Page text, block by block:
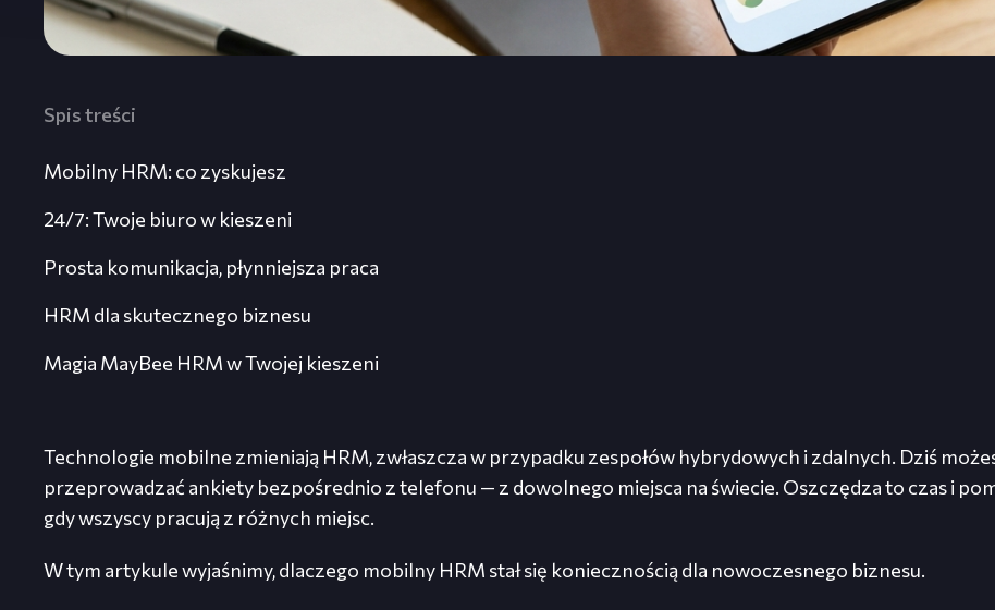
Spis treści
Mobilny HRM: co zyskujesz
24/7: Twoje biuro w kieszeni
Prosta komunikacja, płynniejsza praca
HRM dla skutecznego biznesu
Magia MayBee HRM w Twojej kieszeni
Technologie mobilne zmieniają HRM, zwłaszcza w przypadku zespołów hybrydowych i zdalnych. Dziś
przeprowadzać ankiety bezpośrednio z telefonu — z dowolnego miejsca na świecie. Oszczędza to czas i
gdy wszyscy pracują z różnych miejsc.
W tym artykule wyjaśnimy, dlaczego mobilny HRM stał się koniecznością dla nowoczesnego biznesu.